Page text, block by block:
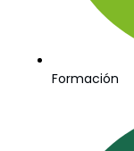
Formación